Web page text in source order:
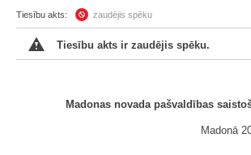
Tiesību akts: zaudējis spēku
Tiesību akts ir zaudējis spēku.
Madonas novada pašvaldības
Madonā